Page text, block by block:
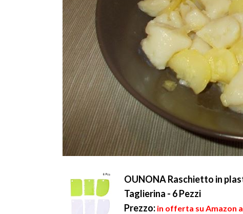
OUNONA Raschietto in
Taglierina - 6 Pezzi
Prezzo: in offerta su Amazon